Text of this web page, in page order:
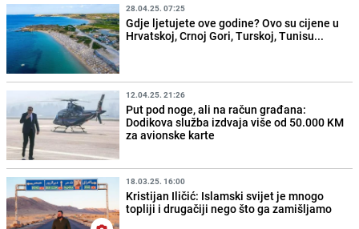
28.04.25. 07:25
Gdje ljetujete ove godine? Ovo su cijene u
Hrvatskoj, Crnoj Gori, Turskoj, Tunisu...
12.04.25. 21:26
Put pod noge, ali na račun građana:
Dodikova služba izdvaja više od 50.000 KM
za avionske karte
18.03.25. 16:00
Kristijan Iličić: Islamski svijet je mnogo
topliji i drugačiji nego što ga zamišljamo